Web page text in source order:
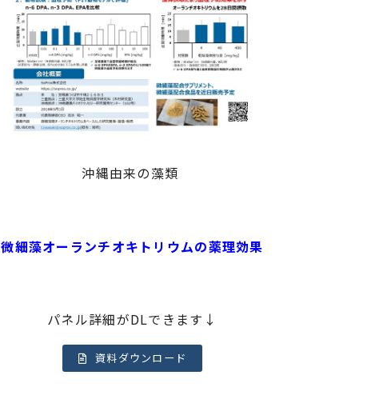
沖縄由来の藻類
微細藻オーランチオキトリウムの薬理効果
パネル詳細がDLできます↓
資料ダウンロード